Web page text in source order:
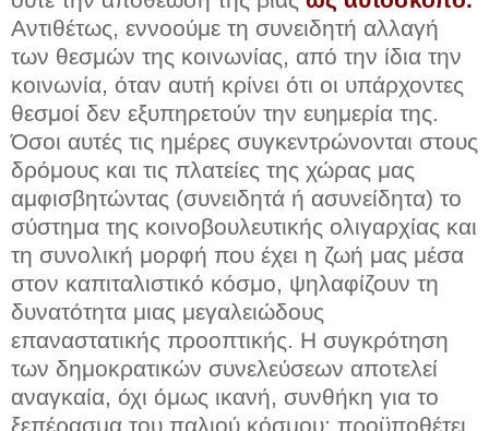
Αντιθέτως, εννοούμε τη συνειδητή αλλαγή
των θεσμών της κοινωνίας, από την ίδια την
κοινωνία, όταν αυτή κρίνει ότι οι υπάρχοντες
θεσμοί δεν εξυπηρετούν την ευημερία της.
Όσοι αυτές τις ημέρες συγκεντρώνονται στους
δρόμους και τις πλατείες της χώρας μας
αμφισβητώντας (συνειδητά ή ασυνείδητα) το
σύστημα της κοινοβουλευτικής ολιγαρχίας και
τη συνολική μορφή που έχει η ζωή μας μέσα
στον καπιταλιστικό κόσμο, ψηλαφίζουν τη
δυνατότητα μιας μεγαλειώδους
επαναστατικής προοπτικής. Η συγκρότηση
των δημοκρατικών συνελεύσεων αποτελεί
αναγκαία, όχι όμως ικανή, συνθήκη για το
ξεπέρασμα του παλιού κόσμου: προϋποθέτει